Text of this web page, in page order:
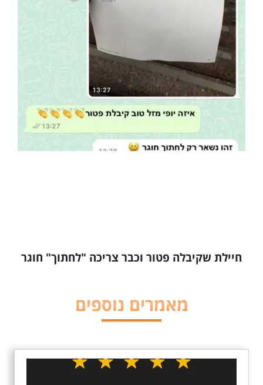
חיילת שקיבלה פטור וכבר צריכה "לחתוך" חוגר
מאמרים נוספים